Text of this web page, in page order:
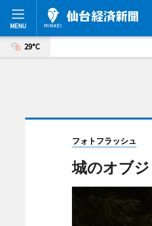
29°C
フォトフラッシュ
城のオブ